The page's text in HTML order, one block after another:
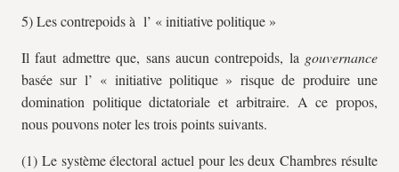
5) Les contrepoids à l’ « initiative politique »
Il faut admettre que, sans aucun contrepoids, la gouvernance
basée sur l’ « initiative politique » risque de produire une
domination politique dictatoriale et arbitraire. A ce propos,
nous pouvons noter les trois points suivants.
(1) Le système électoral actuel pour les deux Chambres résulte